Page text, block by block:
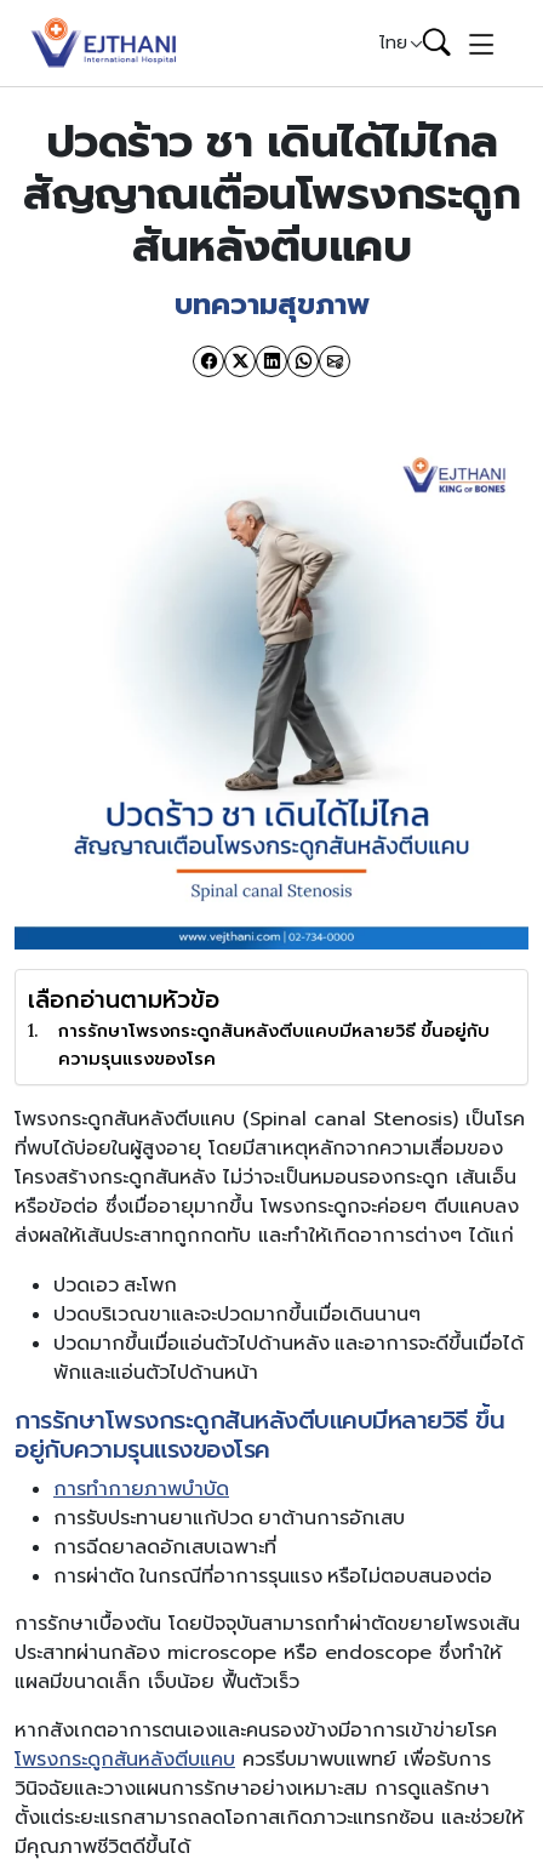
Skip to content
ไทย
ปวดร้าว ชา เดินได้ไม่ไกล
สัญญาณเตือนโพรงกระดูก
สันหลังตีบแคบ
บทความสุขภาพ
เลือกอ่านตามหัวข้อ
การรักษาโพรงกระดูกสันหลังตีบแคบมีหลายวิธี ขึ้นอยู่กับ
ความรุนแรงของโรค
โพรงกระดูกสันหลังตีบแคบ (Spinal canal Stenosis) เป็นโรค
ที่พบได้บ่อยในผู้สูงอายุ โดยมีสาเหตุหลักจากความเสื่อมของ
โครงสร้างกระดูกสันหลัง ไม่ว่าจะเป็นหมอนรองกระดูก เส้นเอ็น
หรือข้อต่อ ซึ่งเมื่ออายุมากขึ้น โพรงกระดูกจะค่อยๆ ตีบแคบลง
ส่งผลให้เส้นประสาทถูกกดทับ และทำให้เกิดอาการต่างๆ ได้แก่
ปวดเอว สะโพก
ปวดบริเวณขาและจะปวดมากขึ้นเมื่อเดินนานๆ
ปวดมากขึ้นเมื่อแอ่นตัวไปด้านหลัง และอาการจะดีขึ้นเมื่อได้
พักและแอ่นตัวไปด้านหน้า
การรักษาโพรงกระดูกสันหลังตีบแคบมีหลายวิธี ขึ้น
อยู่กับความรุนแรงของโรค
การทำกายภาพบำบัด
การรับประทานยาแก้ปวด ยาต้านการอักเสบ
การฉีดยาลดอักเสบเฉพาะที่
การผ่าตัด ในกรณีที่อาการรุนแรง หรือไม่ตอบสนองต่อ
การรักษาเบื้องต้น โดยปัจจุบันสามารถทำผ่าตัดขยายโพรงเส้น
ประสาทผ่านกล้อง microscope หรือ endoscope ซึ่งทำให้
แผลมีขนาดเล็ก เจ็บน้อย ฟื้นตัวเร็ว
หากสังเกตอาการตนเองและคนรองข้างมีอาการเข้าข่ายโรค
โพรงกระดูกสันหลังตีบแคบ ควรรีบมาพบแพทย์ เพื่อรับการ
วินิจฉัยและวางแผนการรักษาอย่างเหมาะสม การดูแลรักษา
ตั้งแต่ระยะแรกสามารถลดโอกาสเกิดภาวะแทรกซ้อน และช่วยให้
มีคุณภาพชีวิตดีขึ้นได้